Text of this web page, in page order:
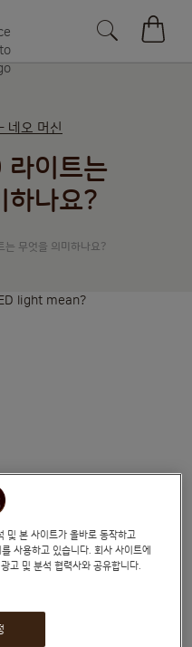
네오 머신
라이트는
하나요?
는 무엇을 의미하나요?
습니다.
및 본 사이트가 올바로 동작하고
사용하고 있습니다. 회사 사이트에
고 및 분석 협력사와 공유합니다.